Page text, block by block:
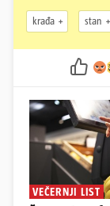
krađa stan